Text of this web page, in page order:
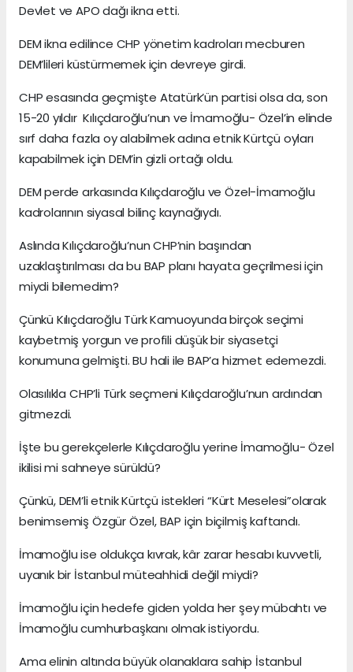
Devlet ve APO dağı ikna etti.
DEM ikna edilince CHP yönetim kadroları mecburen
DEM’lileri küstürmemek için devreye girdi.
CHP esasında geçmişte Atatürk’ün partisi olsa da, son
15-20 yıldır Kılıçdaroğlu’nun ve İmamoğlu- Özel’in elinde
sırf daha fazla oy alabilmek adına etnik Kürtçü oyları
kapabilmek için DEM’in gizli ortağı oldu.
DEM perde arkasında Kılıçdaroğlu ve Özel-İmamoğlu
kadrolarının siyasal bilinç kaynağıydı.
Aslında Kılıçdaroğlu’nun CHP’nin başından
uzaklaştırılması da bu BAP planı hayata geçrilmesi için
miydi bilemedim?
Çünkü Kılıçdaroğlu Türk Kamuoyunda birçok seçimi
kaybetmiş yorgun ve profili düşük bir siyasetçi
konumuna gelmişti. BU hali ile BAP’a hizmet edemezdi.
Olasılıkla CHP’li Türk seçmeni Kılıçdaroğlu’nun ardından
gitmezdi.
İşte bu gerekçelerle Kılıçdaroğlu yerine İmamoğlu- Özel
ikilisi mi sahneye sürüldü?
Çünkü, DEM’li etnik Kürtçü istekleri “Kürt Meselesi”olarak
benimsemiş Özgür Özel, BAP için biçilmiş kaftandı.
İmamoğlu ise oldukça kıvrak, kâr zarar hesabı kuvvetli,
uyanık bir İstanbul müteahhidi değil miydi?
İmamoğlu için hedefe giden yolda her şey mübahtı ve
İmamoğlu cumhurbaşkanı olmak istiyordu.
Ama elinin altında büyük olanaklara sahip İstanbul